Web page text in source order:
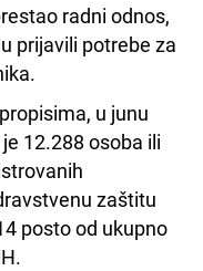
radni odnos,
prijavili potrebe za
u junu
12.288 osoba ili
zaštitu
posto od ukupno